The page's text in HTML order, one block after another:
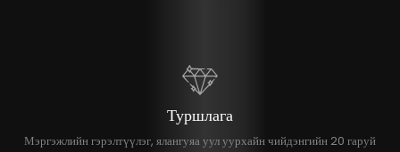
Туршлага
Мэргэжлийн гэрэлтүүлэг, ялангуяа уул уурхайн чийдэнгийн 20 гаруй